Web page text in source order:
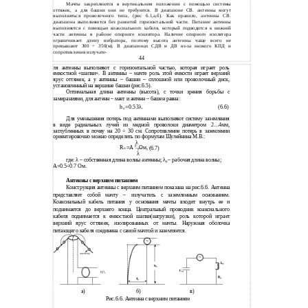
Мачты закрепляются в вертикальном положении с помощью системы
оттяжек, а для башни они не требуются. В диапазоне СВ. антенны могут
выполняться проволочного типа, (рис 6.1,а,б). Как правило, антенны СВ.
диапазона выполняются без развитой горизонтальной части. Питание антенны
выполняется с помощью коаксиального кабеля, который подводится к нижней
части антенны в районе опорного изолятора. Наличие опорного изолятора
ограничивает длину вибратора, поэтому высота антенны чаще всего не
превышают 300 ÷ 350(м). В диапазонах СДВ и ДВ из-за низкого КПД и
сопротивления излучате-
44
ля антенны выполняют с горизонтальной частью, которая играет роль
емкостной «шапки». В антенны – мачте роль этой емкости играет верхний
ярус оттяжек, а у антенны – башни – сплошной или проволочный диск,
установленный на вершине башни (рис.6.5).
Оптимальная длина антенны (высота), с точки зрения борьбы с
замираниями, для антенн – мачт и антенн – башен равна:
ha=0.53λ.
(6.6)
Для уменьшения потерь под антеннами выполняют систему заземления
в виде радиальных лучей из медной проволоки диаметром 2…4мм,
заглубленных в почву на 20 ÷ 30 см. Сопротивление потерь в заземлении
ориентировочно можно определить по формулам Шулейнина М.В.:
λ
Rп=A р,Ом, (6.7)
λ
где: λ – собственная длина волны антенны; λр– рабочая длина волны;
А=0.5÷0.7 Ом.
Антенны с верхним питанием
Конструкция антенны с верхним питанием показана на рис.6.6. Антенна
представляет собой мачту – излучатель с заземленным основанием.
Коаксиальный кабель питания у основания мачты входит внутрь ее и
поднимается до верхнего конца. Центральный проводник коаксиального
кабеля поднимается к емкостной шапки(нагрузки), роль которой играет
верхний ярус оттяжек, изолированных от мачты. Наружная оболочка
питающего кабеля соединена с самой мачтой и заземляется.
а) б) в)
Рис.6.6. Антенна с верхним питанием